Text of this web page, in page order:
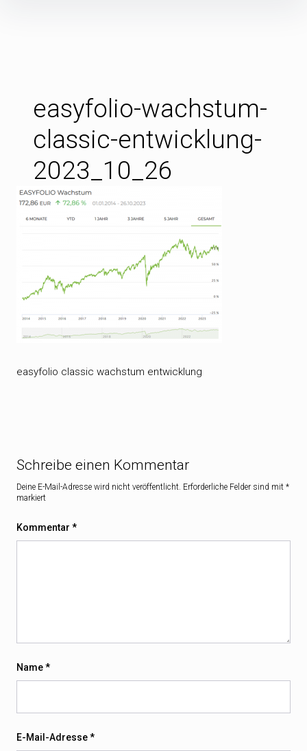
easyfolio-wachstum-
classic-entwicklung-
2023_10_26
easyfolio classic wachstum entwicklung
Schreibe einen Kommentar
Deine E-Mail-Adresse wird nicht veröffentlicht. Erforderliche Felder sind mit *
markiert
Kommentar *
Name*
E-Mail-Adresse*